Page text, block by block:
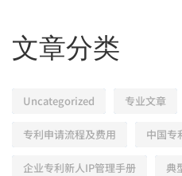
文章分类
Uncategorized 专业文章
专利申请流程及费用 中国专
企业专利新人IP管理手册 典